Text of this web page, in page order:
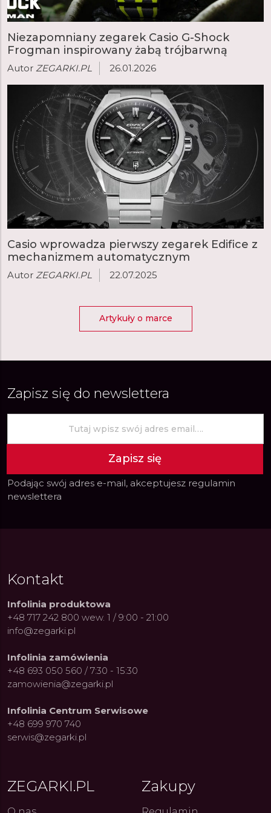
i Dostępny Luksus z
kolarskich pasji do ikonicznych
kolekcji zegarków
Niezapomniany zegarek Casio G-Shock
Frogman inspirowany żabą trójbarwną
Autor ZEGARKI.PL 26.01.2026
Casio wprowadza pierwszy zegarek Edifice z
mechanizmem automatycznym
Autor ZEGARKI.PL 22.07.2025
Artykuły o marce
Zapisz się do newslettera
Zapisz się
Podając swój adres e-mail, akceptujesz regulamin
newslettera
Kontakt
Infolinia produktowa
+48 717 242 800 wew. 1 / 9:00 - 21:00
info@zegarki.pl
Infolinia zamówienia
+48 693 050 560 / 7:30 - 15:30
zamowienia@zegarki.pl
Infolinia Centrum Serwisowe
+48 699 970 740
serwis@zegarki.pl
ZEGARKI.PL Zakupy